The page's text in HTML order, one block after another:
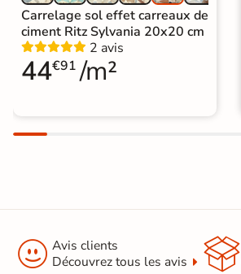
Carrelage sol effet carreaux de
ciment Ritz Sylvania 20x20 cm
2 avis
44€91 /m²
 Avis clients
Découvrez tous les avis
